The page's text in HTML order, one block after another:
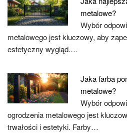
metalowe?
Wybór
metalowego jest kluczowy, aby
estetyczny wygląd.…
Jaka farba
metalowe?
Wybór
ogrodzenia metalowego jest
trwałości i estetyki. Farby…